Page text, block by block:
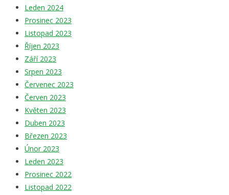
Leden 2024
Prosinec 2023
Listopad 2023
Říjen 2023
Září 2023
Srpen 2023
Červenec 2023
Červen 2023
Květen 2023
Duben 2023
Březen 2023
Únor 2023
Leden 2023
Prosinec 2022
Listopad 2022